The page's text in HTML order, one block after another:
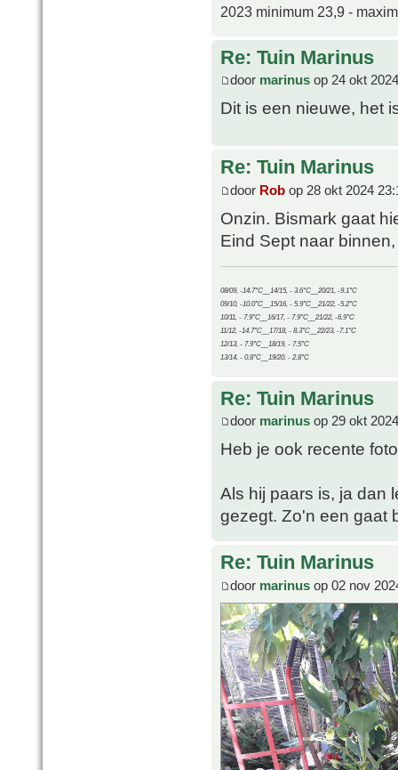
2023 minimum 23,9 -
Re: Tuin Marinus
door marinus op 24 okt
Dit is een nieuwe, het
Re: Tuin Marinus
door Rob op 28 okt 2024
Onzin. Bismark gaat
Eind Sept naar
08/09, -14.7°C__14/15, - 3.6°C__20/21, -9.1°C
09/10, -10.0°C__15/16, - 5.9°C__21/22, -5.2°C
10/11, - 7.9°C__16/17, - 7.9°C__21/22, -6.9°C
11/12, -14.7°C__17/18, - 8.3°C__22/23, -7.1°C
12/13, - 7.9°C__18/19, - 7.5°C
13/14, - 0.8°C__19/20, - 2.8°C
Re: Tuin Marinus
door marinus op 29 okt
Heb je ook recente
Als hij paars is, ja dan
gezegt. Zo'n een gaat
Re: Tuin Marinus
door marinus op 02 nov